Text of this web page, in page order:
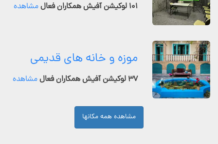
۱۰۱ لوکیشن آفیش همکاران فعال مشاهده
موزه و خانه های قدیمی
۳۷ لوکیشن آفیش همکاران فعال مشاهده
مشاهده همه مکانها